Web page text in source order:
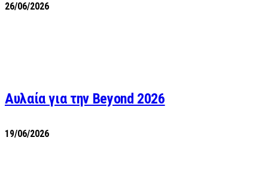
26/06/2026
Αυλαία για την Beyond 2026
19/06/2026